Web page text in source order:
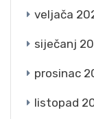
veljača
siječanj
prosinac
listopad